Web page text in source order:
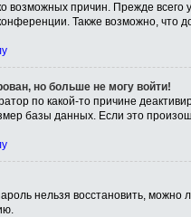
возможных причин. Прежде
Также возможно, что
но больше не могу войти!
по какой-то причине
базы данных. Если это
нельзя восстановить,